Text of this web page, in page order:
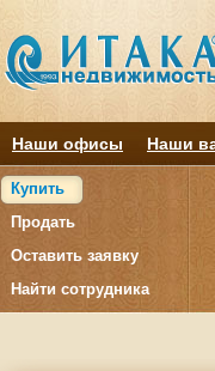
Наши офисы Наши
Купить
Продать
Оставить заявку
Найти сотрудника